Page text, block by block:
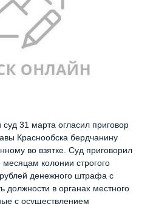
31 марта огласил приговор
Краснообска бердчанину
во взятке. Суд приговорил
месяцам колонии строгого
денежного штрафа с
должности в органах местного
с осуществлением